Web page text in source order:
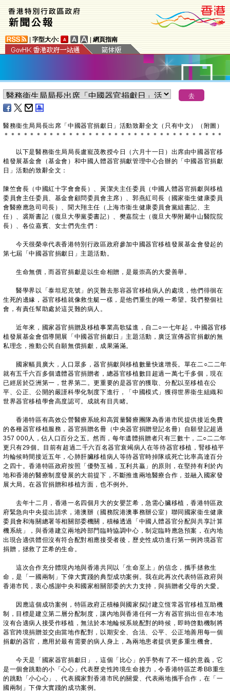
字型大小: 網頁指南
醫務衞生局局長出席「中國器官捐獻日」活動致辭全文（只有中文）（附圖）
＊ ＊ ＊ ＊ ＊ ＊ ＊ ＊ ＊ ＊ ＊ ＊ ＊ ＊ ＊ ＊ ＊ ＊ ＊ ＊ ＊ ＊ ＊ ＊ ＊ ＊ ＊ ＊ ＊ ＊ ＊ ＊ ＊ ＊
以下是醫務衞生局局長盧寵茂教授今日（六月十一日）出席由中國器官移
植發展基金會（基金會）和中國人體器官捐獻管理中心合辦的「中國器官捐獻
日」活動的致辭全文：
陳竺會長（中國紅十字會會長）、黃潔夫主任委員（中國人體器官捐獻與移植
委員會主任委員、基金會顧問委員會主席）、郭燕紅司長（國家衞生健康委員
會醫療應急司司長）、聞大翔主任（上海市衞生健康委員會黨組書記、主
任）、裘斯書記（復旦大學黨委書記）、樊嘉院士（復旦大學附屬中山醫院院
長）、各位嘉賓、女士們先生們：
今天很榮幸代表香港特別行政區政府參加中國器官移植發展基金會發起的
第七屆「中國器官捐獻日」主題活動。
生命無價，而器官捐獻是以生命相贈，是最崇高的大愛善舉。
醫學界以「泰坦尼克號」的災難去形容器官移植病人的處境，他們徘徊在
生死的邊緣，器官移植就像救生艇一樣，是他們重生的唯一希望。我們整個社
會，有責任幫助處於這災難的病人。
近年來，國家器官捐贈及移植事業高歌猛進，自二○一七年起，中國器官移
植發展基金會倡導開展「中國器官捐獻日」主題活動，廣泛宣傳器官捐獻的無
私理念，推動公民自願無償捐獻，成果滿滿。
國家幅員廣大，人口眾多，器官捐獻與移植數量快速增長。單在二○二二年
就有五千六百多個遺體器官捐贈者，總器官移植數目超過一萬七千多個，現在
已經居於亞洲第一，世界第二。更重要的是器官的獲取、分配以至移植在公
平、公正、公開的嚴謹科學化制度下進行，「中國模式」獲得世界衞生組織和
世界器官移植學會高度認可。成就有目共睹。
香港特區有高效公營醫療系統和高質量醫療團隊為香港市民提供接近免費
的各種器官移植服務，器官捐贈名冊（中央器官捐贈登記名冊）自願登記超過
357 000人，佔人口百分之五。然而，每年遺體捐贈者只有三數十，二○二二年
更只有29個。目前有超過二千六百名器官衰竭病人在等待器官移植，腎移植平
均輪候時間接近五年，心肺肝臟移植病人等待器官時掉隊或死亡比率高達百分
之四十。香港特區政府按照「優勢互補，互利共贏」的原則，在堅持有利於內
地和香港的醫療制度發展的大前提下，不斷推進兩地醫療合作，並融入國家發
展大局。在器官捐贈和移植方面，也不例外。
去年十二月，香港一名四個月大的女嬰芷希，急需心臟移植，香港特區政
府緊急向中央提出請求，港澳辦（國務院港澳事務辦公室）聯同國家衞生健康
委員會和海關總署等相關部委機關，積極透過「中國人體器官分配與共享計算
機系統」，與香港建立兩地跨部門臨時協調中心，制定臨時應急預案，在內地
出現合適供體但沒有符合配對相應接受者後，歷史性成功進行第一例跨境器官
捐贈，拯救了芷希的生命。
這次合作充分體現內地與香港共同以「生命至上」的信念，攜手拯救生
命，是「一國兩制」下偉大實踐的典型成功案例。我在此再次代表特區政府與
香港市民，衷心感謝中央和國家相關部委的大力支持，與捐贈者父母的大愛。
因應這個成功案例，特區政府正積極與國家探討建立恆常器官移植互助機
制，目標是建立第二層分配制度，讓內地與香港任何一方有器官捐出但在本地
沒有合適病人接受作移植，無法於本地輪候系統配對的時候，即時啓動機制將
器官跨境捐贈並交由當地作配對，以期安全、合法、公平、公正地善用每一個
捐獻的器官，應用於最有需要的病人身上，為兩地患者提供更多重生機會。
今天是「國家器官捐獻日」，這個「比心」的手勢有了不一樣的意義，它
是一個會跳動的小「心心」代表歷史性跨境生命接力，令香港特區芷希BB重生
的跳動「小心心」、代表國家對香港市民的關愛、代表兩地攜手合作，在「一
國兩制」下偉大實踐的成功案例。